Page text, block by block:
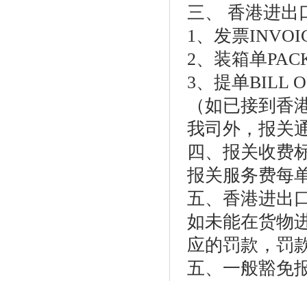
三、 香港进出
1、发票
2、装箱单
3、提单BILL
（如已接到
我司外，报关
四、报关收费
报关服务费每
五、香港进出
如未能在货物
应的罚款，罚
五、一般豁免